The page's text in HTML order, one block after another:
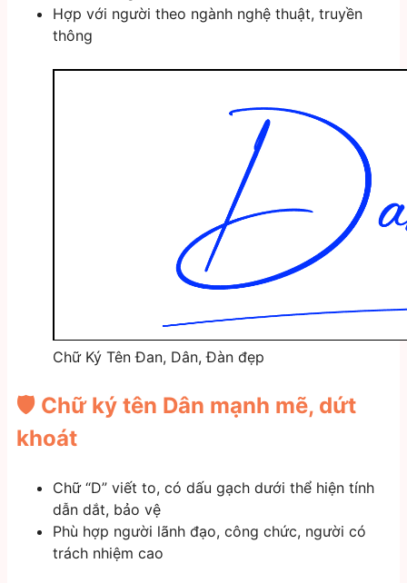
Hợp với người theo ngành nghệ thuật, truyền
thông
Chữ Ký Tên Đan, Dân, Đàn đẹp
🛡️ Chữ ký tên Dân mạnh mẽ, dứt
khoát
Chữ “D” viết to, có dấu gạch dưới thể hiện tính
dẫn dắt, bảo vệ
Phù hợp người lãnh đạo, công chức, người có
trách nhiệm cao